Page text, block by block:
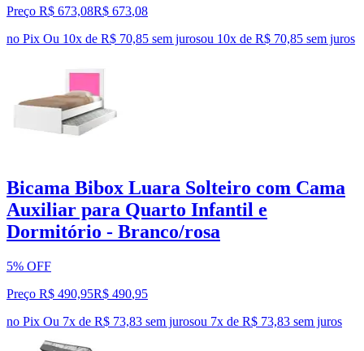
Preço R$ 673,08R$ 673,08
no Pix Ou 10x de R$ 70,85 sem jurosou 10x de R$ 70,85 sem juros
Bicama Bibox Luara Solteiro com Cama
Auxiliar para Quarto Infantil e
Dormitório - Branco/rosa
5% OFF
Preço R$ 490,95R$ 490,95
no Pix Ou 7x de R$ 73,83 sem jurosou 7x de R$ 73,83 sem juros